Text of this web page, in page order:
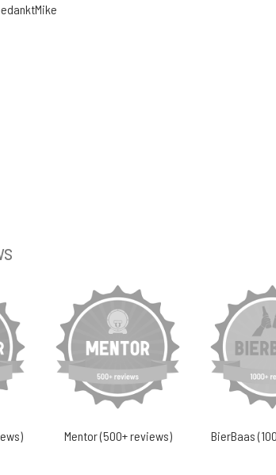
Mentor (500+ reviews) BierBaas